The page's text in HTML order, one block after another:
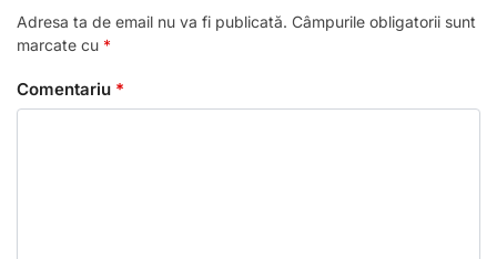
Adresa ta de email nu va fi publicată. Câmpurile obligatorii sunt
marcate cu *
Comentariu *